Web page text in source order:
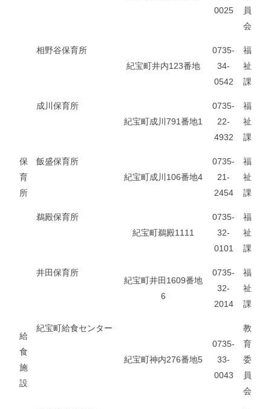
0025
員
会
保
育
所
相野谷保育所
紀宝町井内123番地
0735-
34-
0542
福
祉
課
成川保育所
紀宝町成川791番地1
0735-
22-
4932
福
祉
課
飯盛保育所
紀宝町成川106番地4
0735-
21-
2454
福
祉
課
鵜殿保育所
紀宝町鵜殿1111
0735-
32-
0101
福
祉
課
井田保育所
紀宝町井田1609番地
6
0735-
32-
2014
福
祉
課
給
食
施
設
紀宝町給食センター
紀宝町神内276番地5
0735-
33-
0043
教
育
委
員
会